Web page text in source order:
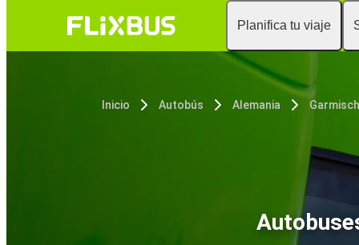
Planifica tu viaje
Inicio Autobús Alemania